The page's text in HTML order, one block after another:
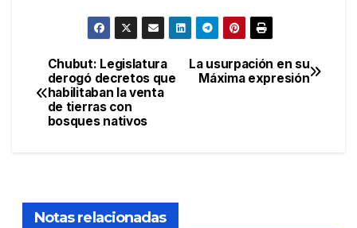
Navegación
de
entradas
La usurpación en su
Máxima expresión
Chubut: Legislatura
derogó decretos que
habilitaban la venta
de tierras con
bosques nativos
Notas relacionadas